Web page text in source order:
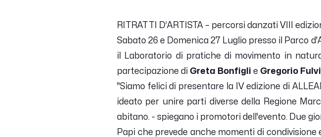
RITRATTI D’ARTISTA – percorsi danzati VIII
Sabato 26 e Domenica 27 Luglio presso il
Parco
il
Laboratorio di pratiche di movimento in
partecipazione di Greta Bonfigli e Gregorio
"Siamo felici di presentare la IV edizione di
ideato per unire parti diverse della Regione
abitano. - spiegano i promotori dell'evento. Due
Papi che prevede anche momenti di condivisione